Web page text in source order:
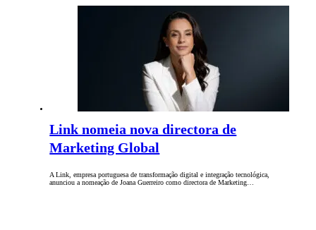
Link nomeia nova directora de
Marketing Global
A Link, empresa portuguesa de transformação digital e integração tecnológica,
anunciou a nomeação de Joana Guerreiro como directora de Marketing…